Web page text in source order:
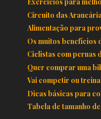
Exercícios para
Circuito das
Alimentação para
Os muitos benefícios
Ciclistas com pernas
Quer comprar uma
Vai competir ou
Dicas básicas para
Tabela de tamanho